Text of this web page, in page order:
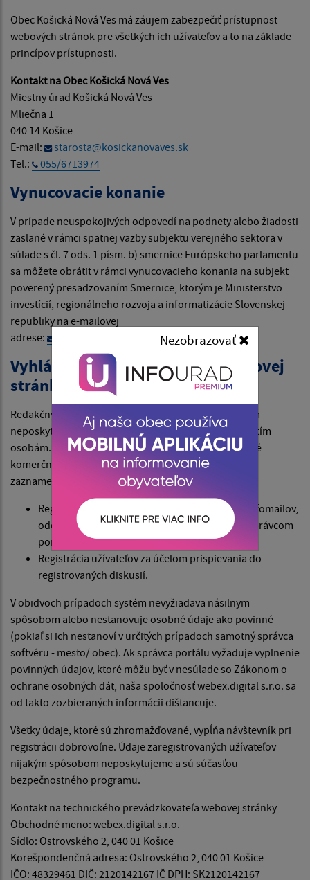
Obec Košická Nová Ves má záujem zabezpečiť prístupnosť
webových stránok pre všetkých ich užívateľov a to na základe
princípov prístupnosti.
Kontakt na Obec Košická Nová Ves
Miestny úrad Košická Nová Ves
Mliečna 1
040 14 Košice
E-mail:
starosta@kosickanovaves.sk
Tel.:
055/6713974
Vynucovacie konanie
V prípade neuspokojivých odpovedí na podnety alebo žiadosti
zaslané v rámci spätnej väzby subjektu verejného sektora v
súlade s čl. 7 ods. 1 písm. b) smernice Európskeho parlamentu
sa môžete obrátiť v rámci vynucovacieho konania na subjekt
poverený presadzovaním Smernice, ktorým je Ministerstvo
investícií, regionálneho rozvoja a informatizácie Slovenskej
republiky na e-mailovej
adrese:
standard@vicepremier.gov.sk
Vyhlásenie prevádzkovateľa webovej
stránky
Redakčný systém firmy webex.digital s.r.o. nevyužíva a
neposkytuje údaje návštevníkov z webového sídla tretím
osobám. Tak isto ich nepredá alebo neponúkne na iné
komerčné údaje.Osobné údaje návštevníkov webu sú
zaznamenávané v týchto prípadoch:
Registrácia úžívateľov za účelom odoberania infomailov,
odosielaných zo systému webex.digital, s.r.o. správcom
portálu.
Registrácia užívateľov za účelom prispievania do
registrovaných diskusií.
V obidvoch prípadoch systém nevyžiadava násilnym
spôsobom alebo nestanovuje osobné údaje ako povinné
(pokiaľ si ich nestanoví v určitých prípadoch samotný správca
softvéru - mesto/ obec). Ak správca portálu vyžaduje vyplnenie
povinných údajov, ktoré môžu byť v nesúlade so Zákonom o
ochrane osobných dát, naša spoločnosť webex.digital s.r.o. sa
od takto zozbieraných informácii dištancuje.
Všetky údaje, ktoré sú zhromažďované, vypĺňa návštevník pri
registrácii dobrovoľne. Údaje zaregistrovaných užívateľov
nijakým spôsobom neposkytujeme a sú súčasťou
bezpečnostného programu.
Kontakt na technického prevádzkovateľa webovej stránky
Obchodné meno: webex.digital s.r.o.
Sídlo: Ostrovského 2, 040 01 Košice
Korešpondenčná adresa: Ostrovského 2, 040 01 Košice
IČO: 48329461 DIČ: 2120142167 IČ DPH: SK2120142167
Nezobrazovať